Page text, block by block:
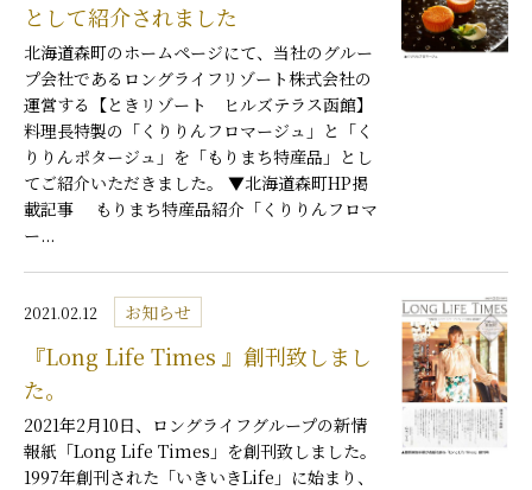
として紹介されました
北海道森町のホームページにて、当社のグルー
プ会社であるロングライフリゾート株式会社の
運営する【ときリゾート ヒルズテラス函館】
料理長特製の「くりりんフロマージュ」と「く
りりんポタージュ」を「もりまち特産品」とし
てご紹介いただきました。 ▼北海道森町HP掲
載記事 もりまち特産品紹介「くりりんフロマ
ー...
2021.02.12 お知らせ
『Long Life Times 』創刊致しまし
た。
2021年2月10日、ロングライフグループの新情
報紙「Long Life Times」を創刊致しました。
1997年創刊された「いきいきLife」に始まり、